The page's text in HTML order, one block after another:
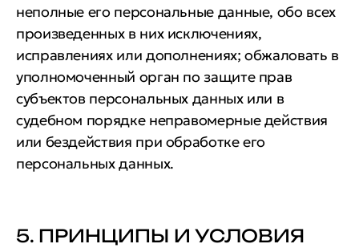
неполные его персональные данные, обо всех
произведенных в них исключениях,
исправлениях или дополнениях; обжаловать в
уполномоченный орган по защите прав
субъектов персональных данных или в
судебном порядке неправомерные действия
или бездействия при обработке его
персональных данных.
5. ПРИНЦИПЫ И УСЛОВИЯ